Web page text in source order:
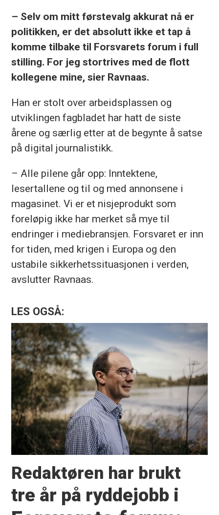
– Selv om mitt førstevalg akkurat nå er
politikken, er det absolutt ikke et tap å
komme tilbake til Forsvarets forum i full
stilling. For jeg stortrives med de flott
kollegene mine, sier Ravnaas.
Han er stolt over arbeidsplassen og
utviklingen fagbladet har hatt de siste
årene og særlig etter at de begynte å satse
på digital journalistikk.
– Alle pilene går opp: Inntektene,
lesertallene og til og med annonsene i
magasinet. Vi er et nisjeprodukt som
foreløpig ikke har merket så mye til
endringer i mediebransjen. Forsvaret er inn
for tiden, med krigen i Europa og den
ustabile sikkerhetssituasjonen i verden,
avslutter Ravnaas.
LES OGSÅ:
Redaktøren har brukt
tre år på ryddejobb i